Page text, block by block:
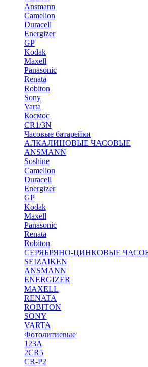
Ansmann
Camelion
Duracell
Energizer
GP
Kodak
Maxell
Panasonic
Renata
Robiton
Sony
Varta
Космос
CR1/3N
Часовые батарейки
АЛКАЛИНОВЫЕ ЧАСОВЫЕ
ANSMANN
Soshine
Camelion
Duracell
Energizer
GP
Kodak
Maxell
Panasonic
Renata
Robiton
СЕРЯБРЯНО-ЦИНКОВЫЕ
SEIZAIKEN
ANSMANN
ENERGIZER
MAXELL
RENATA
ROBITON
SONY
VARTA
Фотолитиевые
123A
2CR5
CR-P2